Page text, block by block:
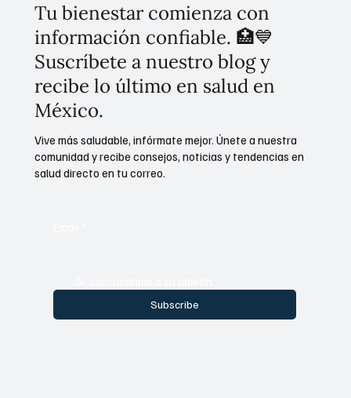
Tu bienestar comienza con
información confiable. 🏥💙
Suscríbete a nuestro blog y
recibe lo último en salud en
México.
Subscribe
Vive más saludable, infórmate mejor. Únete a nuestra
comunidad y recibe consejos, noticias y tendencias en
salud directo en tu correo.